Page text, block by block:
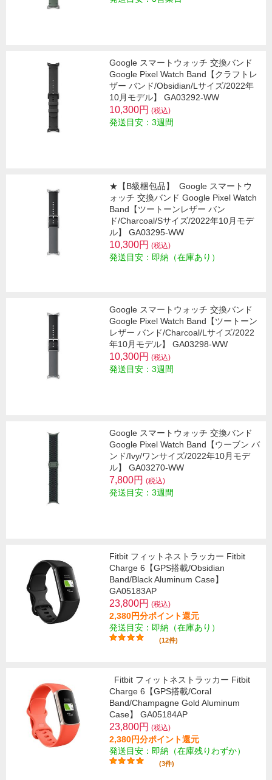
Google スマートウォッチ 交換バンド
Google Pixel Watch Band【クラフトレ
ザー バンド/Obsidian/Lサイズ/2022年
10月モデル】 GA03292-WW
10,300円 (税込)
発送目安：3週間
★【B級梱包品】
Google スマートウ
ォッチ 交換バンド Google Pixel Watch
Band【ツートーンレザー バン
ド/Charcoal/Sサイズ/2022年10月モデ
ル】 GA03295-WW
10,300円 (税込)
発送目安：即納（在庫あり）
Google スマートウォッチ 交換バンド
Google Pixel Watch Band【ツートーン
レザー バンド/Charcoal/Lサイズ/2022
年10月モデル】 GA03298-WW
10,300円 (税込)
発送目安：3週間
Google スマートウォッチ 交換バンド
Google Pixel Watch Band【ウーブン バ
ンド/Ivy/ワンサイズ/2022年10月モデ
ル】 GA03270-WW
7,800円 (税込)
発送目安：3週間
Fitbit フィットネストラッカー Fitbit
Charge 6【GPS搭載/Obsidian
Band/Black Aluminum Case】
GA05183AP
23,800円 (税込)
2,380円分ポイント還元
発送目安：即納（在庫あり）
(12件)
Fitbit フィットネストラッカー Fitbit
Charge 6【GPS搭載/Coral
Band/Champagne Gold Aluminum
Case】 GA05184AP
23,800円 (税込)
2,380円分ポイント還元
発送目安：即納（在庫残りわずか）
(3件)